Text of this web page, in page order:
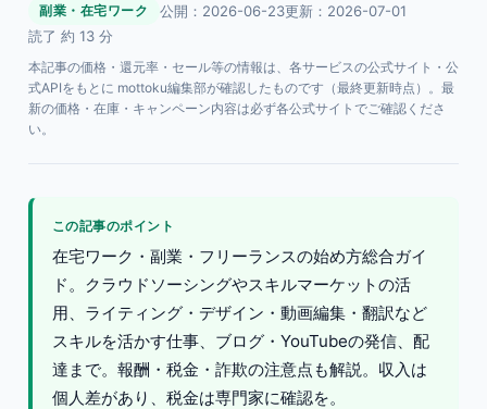
副業・在宅ワーク 公開：2026-06-23更新：2026-07-01
読了 約 13 分
本記事の価格・還元率・セール等の情報は、各サービスの公式サイト・公
式APIをもとに mottoku編集部が確認したものです（最終更新時点）。最
新の価格・在庫・キャンペーン内容は必ず各公式サイトでご確認くださ
い。
この記事のポイント
在宅ワーク・副業・フリーランスの始め方総合ガイ
ド。クラウドソーシングやスキルマーケットの活
用、ライティング・デザイン・動画編集・翻訳など
スキルを活かす仕事、ブログ・YouTubeの発信、配
達まで。報酬・税金・詐欺の注意点も解説。収入は
個人差があり、税金は専門家に確認を。